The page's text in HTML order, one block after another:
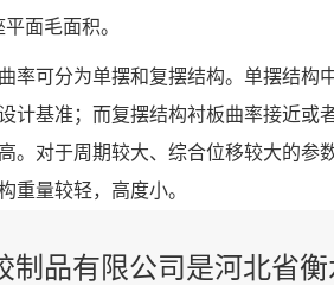
面毛面积。
率可分为单摆和复摆结构。单摆结构
计基准；而复摆结构衬板曲率接近或
。对于周期较大、综合位移较大的参
重量较轻，高度小。
制品有限公司是河北省